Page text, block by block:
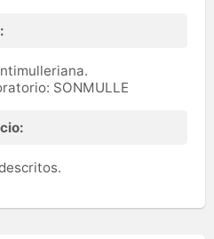
SONMULLE